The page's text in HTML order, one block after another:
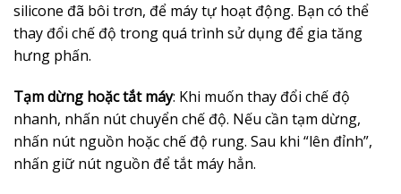
silicone đã bôi trơn, để máy tự hoạt động. Bạn có thể
thay đổi chế độ trong quá trình sử dụng để gia tăng
hưng phấn.
Tạm dừng hoặc tắt máy: Khi muốn thay đổi chế độ
nhanh, nhấn nút chuyển chế độ. Nếu cần tạm dừng,
nhấn nút nguồn hoặc chế độ rung. Sau khi “lên đỉnh”,
nhấn giữ nút nguồn để tắt máy hẳn.